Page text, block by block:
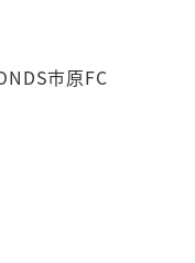
市原FC